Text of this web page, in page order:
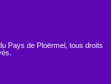
Pays de Ploërmel, tous droits